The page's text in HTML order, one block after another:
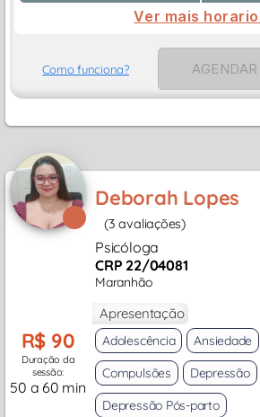
Ver mais
Como funciona?
Deborah Lopes
(3 avaliações)
Psicóloga
CRP 22/04081
Maranhão
Apresentação
R$ 90
Duração da
sessão:
50 a 60 min
Adolescência Ansiedade
Compulsões
Depressão
Depressão Pós-parto